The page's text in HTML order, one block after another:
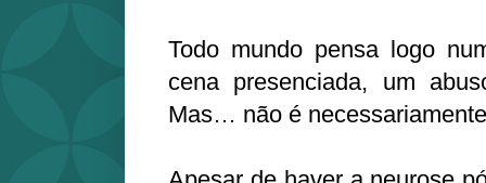
Todo mundo pensa logo
cena presenciada, um
Mas… não é